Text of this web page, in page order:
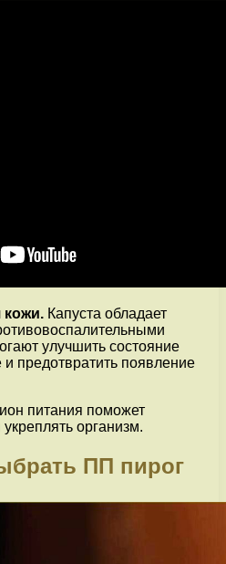
кожи. Капуста обладает
улучшить состояние
предотвратить появление
питания поможет
организм.
ПП пирог